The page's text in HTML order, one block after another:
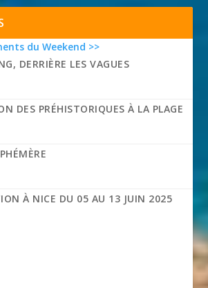
du Weekend >>
DERRIÈRE LES VAGUES
DES PRÉHISTORIQUES À LA PLAGE
À NICE DU 05 AU 13 JUIN 2025